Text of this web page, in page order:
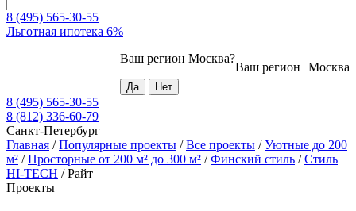
8 (495) 565-30-55
Льготная ипотека 6%
Москва
Ваш регион
Ваш регион Москва?
8 (495) 565-30-55
8 (812) 336-60-79
Санкт-Петербург
Главная /Популярные проекты /Все проекты /Уютные до 200
м² /Просторные от 200 м² до 300 м² /Финский стиль /Стиль
HI-TECH /Райт
Проекты